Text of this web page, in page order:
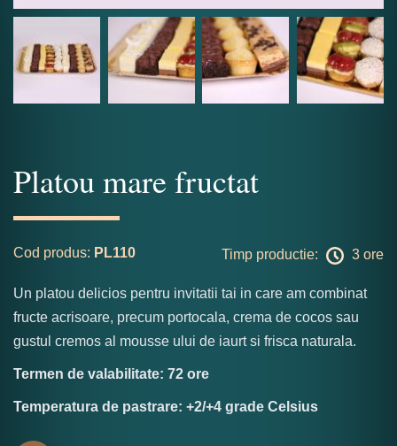
Platou mare fructat
Cod produs: PL110 Timp productie: 3 ore
Un platou delicios pentru invitatii tai in care am combinat
fructe acrisoare, precum portocala, crema de cocos sau
gustul cremos al mousse ului de iaurt si frisca naturala.
Termen de valabilitate: 72 ore
Temperatura de pastrare: +2/+4 grade Celsius